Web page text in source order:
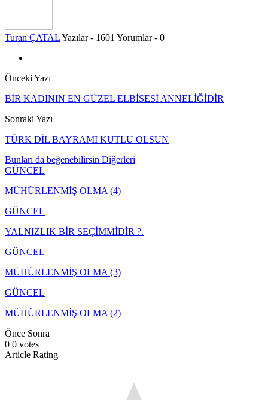
Turan ÇATALYazılar - 1601 Yorumlar - 0
Önceki Yazı
BİR KADININ EN GÜZEL ELBİSESİ ANNELİĞİDİR
Sonraki Yazı
TÜRK DİL BAYRAMI KUTLU OLSUN
Bunları da beğenebilirsin Diğerleri
GÜNCEL
MÜHÜRLENMİŞ OLMA (4)
GÜNCEL
YALNIZLIK BİR SEÇİMMİDİR ?.
GÜNCEL
MÜHÜRLENMİŞ OLMA (3)
GÜNCEL
MÜHÜRLENMİŞ OLMA (2)
Önce Sonra
0 0 votes
Article Rating